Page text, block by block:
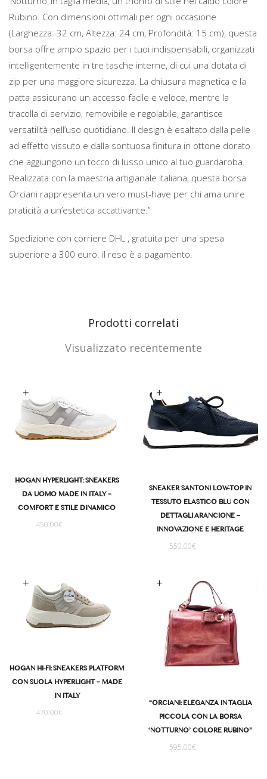
Rubino. Con dimensioni ottimali per ogni occasione
(Larghezza: 32 cm, Altezza: 24 cm, Profondità: 15 cm), questa
borsa offre ampio spazio per i tuoi indispensabili, organizzati
intelligentemente in tre tasche interne, di cui una dotata di
zip per una maggiore sicurezza. La chiusura magnetica e la
patta assicurano un accesso facile e veloce, mentre la
tracolla di servizio, removibile e regolabile, garantisce
versatilità nell’uso quotidiano. Il design è esaltato dalla pelle
ad effetto vissuto e dalla sontuosa finitura in ottone dorato
che aggiungono un tocco di lusso unico al tuo guardaroba.
Realizzata con la maestria artigianale italiana, questa borsa
Orciani rappresenta un vero must-have per chi ama unire
praticità a un’estetica accattivante.”
Spedizione con corriere DHL , gratuita per una spesa
superiore a 300 euro. il reso è a pagamento.
Prodotti correlati
Visualizzato recentemente
HOGAN HYPERLIGHT: SNEAKERS
DA UOMO MADE IN ITALY –
COMFORT E STILE DINAMICO
Scegli
450.00€
SNEAKER SANTONI LOW-TOP IN
TESSUTO ELASTICO BLU CON
DETTAGLI ARANCIONE –
INNOVAZIONE E HERITAGE
Scegli
550.00€
HOGAN HI-FI: SNEAKERS PLATFORM
CON SUOLA HYPERLIGHT – MADE
IN ITALY
Scegli
470.00€
“ORCIANI: ELEGANZA IN TAGLIA
PICCOLA CON LA BORSA
‘NOTTURNO’ COLORE RUBINO”
Scegli
595.00€